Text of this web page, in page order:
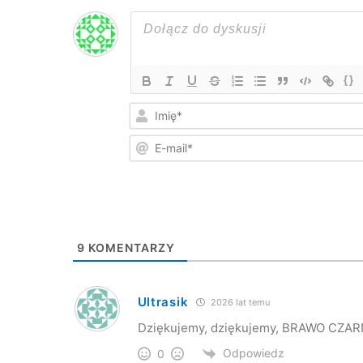
{}
9 KOMENTARZY
Ultrasik 2026 lat temu
Dziękujemy, dziękujemy, BRAWO
0 Odpowiedz